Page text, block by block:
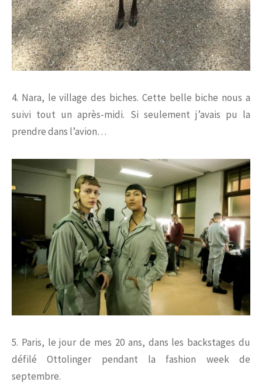
4. Nara, le village des biches. Cette belle biche nous a
suivi tout un après-midi. Si seulement j’avais pu la
prendre dans l’avion…
5. Paris, le jour de mes 20 ans, dans les backstages du
défilé Ottolinger pendant la fashion week de
septembre.